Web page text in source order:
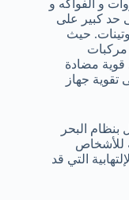
و الفواكه و
حد كبير على
حيث
مركبات
قوية مضادة
تقوية جهاز
البحر
للأشخاص
التي قد